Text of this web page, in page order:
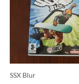
SSX Blur